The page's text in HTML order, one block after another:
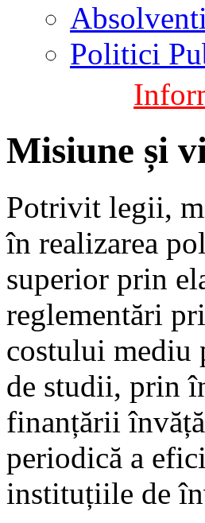
Politici
Misiune și
Potrivit legii,
în realizarea
superior prin
reglementări
costului mediu
de studii, prin
finanțării
periodică a
instituțiile de